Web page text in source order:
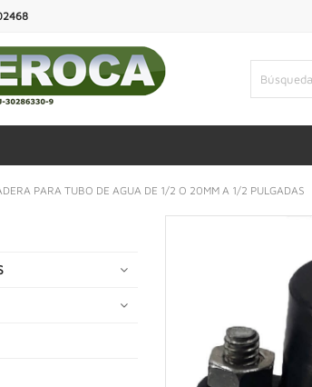
PARA TUBO DE AGUA DE 1/2 O 20MM A 1/2 PULGADAS